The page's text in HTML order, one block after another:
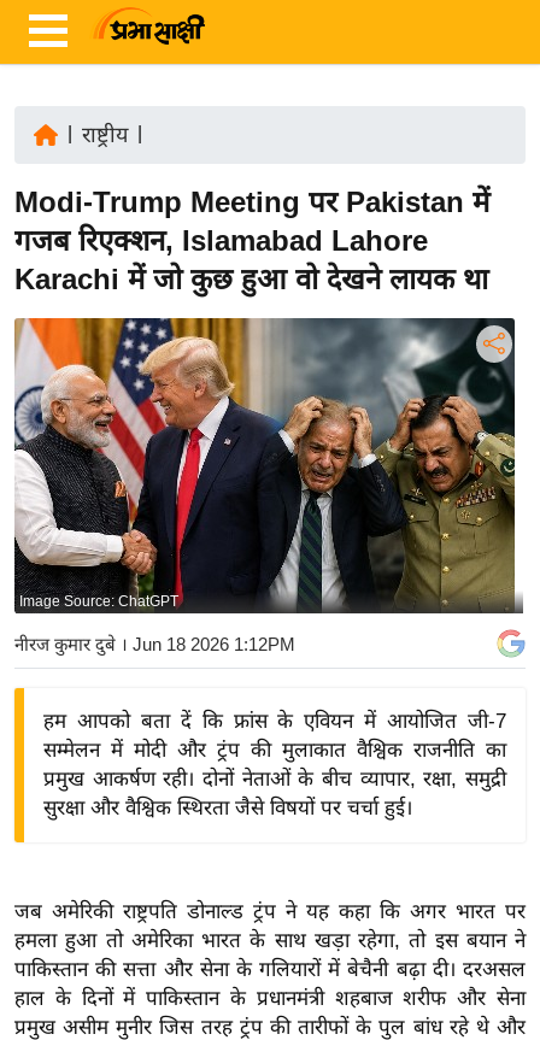
ज़ा
ख
ब
र
रा
य
अं
त
र्रा
ष्ट्री
य
बि
ज़
ने
द्यो
वि
शे
ष
ज्ञ
राष्ट्रीय|
Modi-Trump Meeting पर Pakistan में
गजब रिएक्शन, Islamabad Lahore
Karachi में जो कुछ हुआ वो देखने लायक था
Image Source: ChatGPT
नीरज कुमार दुबे । Jun 18 2026 1:12PM
हम आपको बता दें कि फ्रांस के एवियन में आयोजित जी-7
सम्मेलन में मोदी और ट्रंप की मुलाकात वैश्विक राजनीति का
प्रमुख आकर्षण रही। दोनों नेताओं के बीच व्यापार, रक्षा, समुद्री
सुरक्षा और वैश्विक स्थिरता जैसे विषयों पर चर्चा हुई।
जब अमेरिकी राष्ट्रपति डोनाल्ड ट्रंप ने यह कहा कि अगर भारत पर
हमला हुआ तो अमेरिका भारत के साथ खड़ा रहेगा, तो इस बयान ने
पाकिस्तान की सत्ता और सेना के गलियारों में बेचैनी बढ़ा दी। दरअसल
हाल के दिनों में पाकिस्तान के प्रधानमंत्री शहबाज शरीफ और सेना
प्रमुख असीम मुनीर जिस तरह ट्रंप की तारीफों के पुल बांध रहे थे और